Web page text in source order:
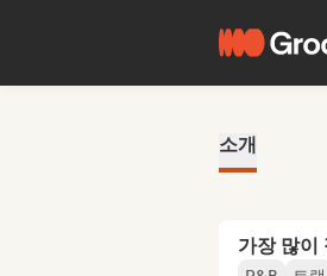
소개
가장 많이